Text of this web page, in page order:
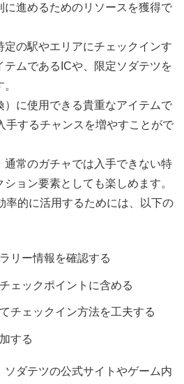
に進めるためのリソースを獲得で
定の駅やエリアにチェックインす
テムであるICや、限定ソダテツを
）に使用できる貴重なアイテムで
手するチャンスを増やすことがで
通常のガチャでは入手できない特
ョン要素としても楽しめます。
率的に活用するためには、以下の
リー情報を確認する
ェックポイントに含める
チェックイン方法を工夫する
する
ソダテツの公式サイトやゲーム内